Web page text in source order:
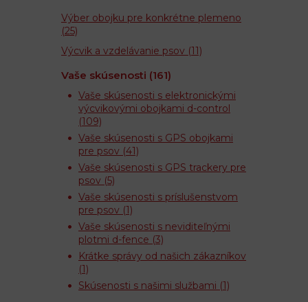
Výber obojku pre konkrétne plemeno
(25)
Výcvik a vzdelávanie psov (11)
Vaše skúsenosti (161)
Vaše skúsenosti s elektronickými
výcvikovými obojkami d-control
(109)
Vaše skúsenosti s GPS obojkami
pre psov (41)
Vaše skúsenosti s GPS trackery pre
psov (5)
Vaše skúsenosti s príslušenstvom
pre psov (1)
Vaše skúsenosti s neviditeľnými
plotmi d-fence (3)
Krátke správy od našich zákazníkov
(1)
Skúsenosti s našimi službami (1)